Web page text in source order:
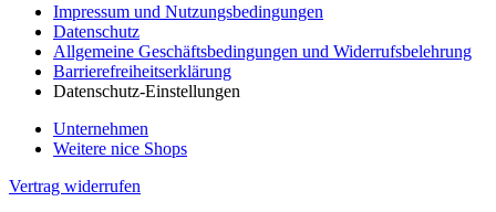
Impressum und Nutzungsbedingungen
Datenschutz
Allgemeine Geschäftsbedingungen und Widerrufsbelehrung
Barrierefreiheitserklärung
Datenschutz-Einstellungen
Unternehmen
Weitere nice Shops
Vertrag widerrufen